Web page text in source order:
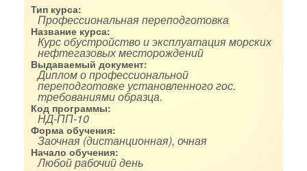
Тип курса:
Профессиональная переподготовка
Название курса:
Курс обустройство и эксплуатация морских
нефтегазовых месторождений
Выдаваемый документ:
Диплом о профессиональной
переподготовке установленного гос.
требованиями образца.
Код программы:
НД-ПП-10
Форма обучения:
Заочная (дистанционная), очная
Начало обучения:
Любой рабочий день